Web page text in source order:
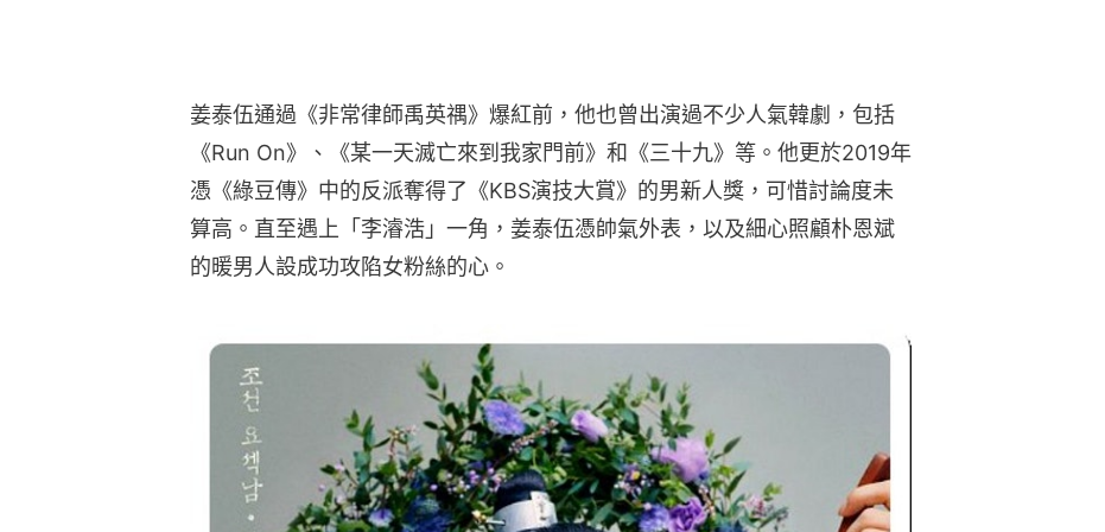
姜泰伍通過《非常律師禹英禑》爆紅前，他也曾出演過不少人氣韓劇，包括
《Run On》、《某一天滅亡來到我家門前》和《三十九》等。他更於2019年
憑《綠豆傳》中的反派奪得了《KBS演技大賞》的男新人獎，可惜討論度未
算高。直至遇上「李濬浩」一角，姜泰伍憑帥氣外表，以及細心照顧朴恩斌
的暖男人設成功攻陷女粉絲的心。